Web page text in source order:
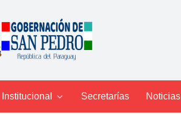
Institucional  Secretarías Noticias